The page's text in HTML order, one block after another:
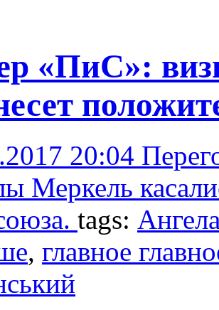
«ПиС»:
20:04
Меркель
tags:
, главное